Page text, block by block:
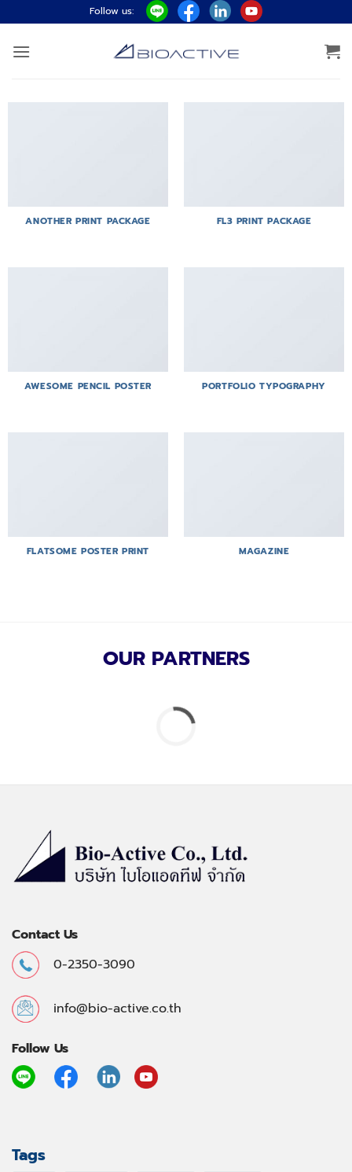
ไป
ยัง
Follow us:
ANOTHER PRINT PACKAGE FL3 PRINT PACKAGE
AWESOME PENCIL POSTER PORTFOLIO TYPOGRAPHY
FLATSOME POSTER PRINT MAGAZINE
OUR PARTNERS
Contact Us
0-2350-3090
info@bio-active.co.th
Follow Us
Tags